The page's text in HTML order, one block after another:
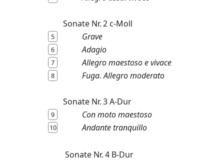
Sonate Nr. 2 c-Moll
5 Grave
6 Adagio
7 Allegro maestoso e vivace
8 Fuga. Allegro moderato
Sonate Nr. 3 A-Dur
9 Con moto maestoso
10 Andante tranquillo
Sonate Nr. 4 B-Dur